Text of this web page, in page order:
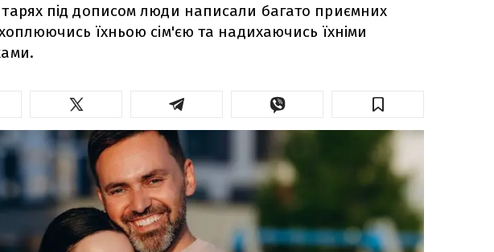
під дописом люди написали багато приємних
їхньою сім'єю та надихаючись їхніми